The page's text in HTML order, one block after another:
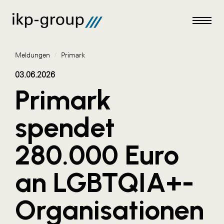
Meldungen
AKTUELLES
ACO
ALEX Krems
Amazon Web Services
Artweger
AustroCel Hallein
Meldungen / Primark
03.06.2026
Primark
spendet
280.000 Euro
an LGBTQIA+-
Organisationen